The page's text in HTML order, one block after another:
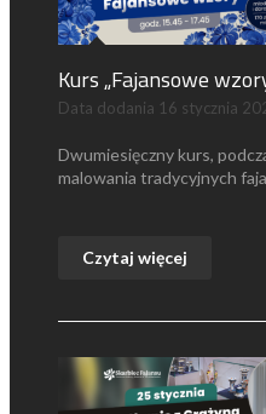
Kurs „Fajansowe
Data dodania 16 stycznia
Dwumiesięczny kurs,
malowania tradycyjnych
Czytaj więcej